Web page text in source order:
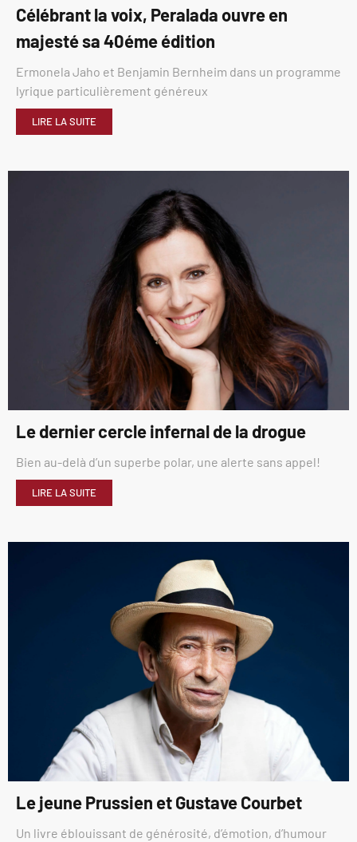
Célébrant la voix, Peralada ouvre en
majesté sa 40éme édition
Ermonela Jaho et Benjamin Bernheim dans un programme
lyrique particulièrement généreux
LIRE LA SUITE
Le dernier cercle infernal de la drogue
Bien au-delà d’un superbe polar, une alerte sans appel!
LIRE LA SUITE
Le jeune Prussien et Gustave Courbet
Un livre éblouissant de générosité, d’émotion, d’humour